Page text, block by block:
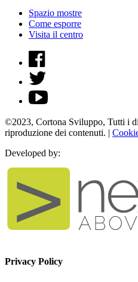
Spazio mostre
Come esporre
Visita il centro
©2023, Cortona Sviluppo, Tutti i
riproduzione dei contenuti. |
Developed by:
Privacy Policy